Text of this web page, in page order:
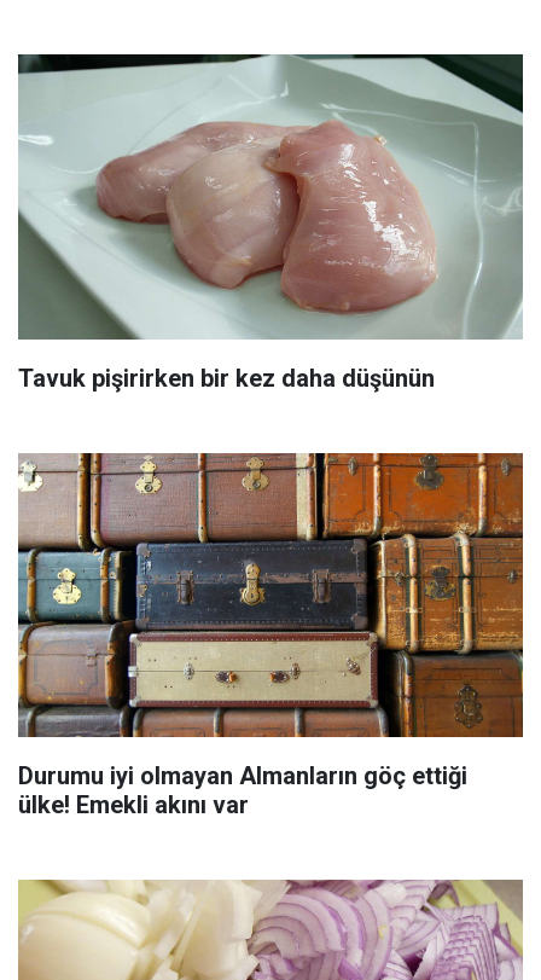
Tavuk pişirirken bir kez daha düşünün
Durumu iyi olmayan Almanların göç ettiği
ülke! Emekli akını var